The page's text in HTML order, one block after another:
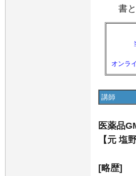
書
オンラ
講師
医薬品
【元 塩
[略歴]